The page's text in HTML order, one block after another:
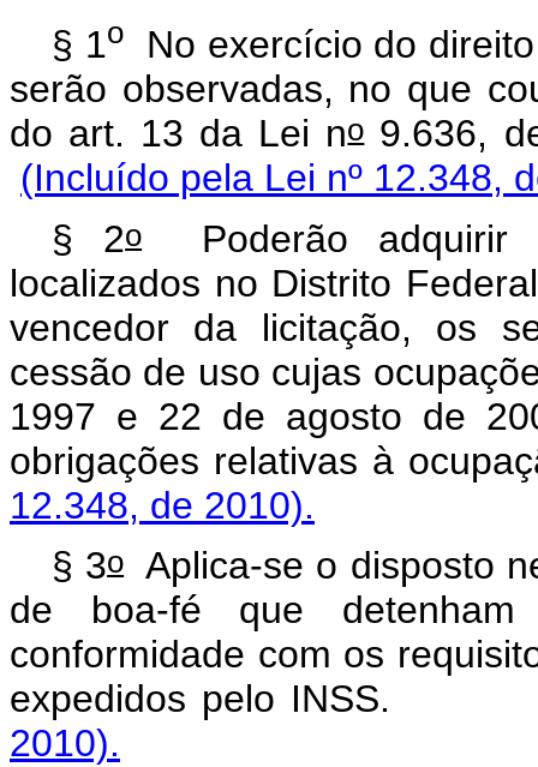
§ 1o
No exercício do
serão observadas, no que
do art. 13 da Lei no
(Incluído pela Lei nº 12.348,
§ 2oPoderão adquirir
localizados no Distrito
vencedor da licitação, os
cessão de uso cujas
1997 e 22 de agosto de
obrigações relativas
12.348, de 2010).
§ 3oAplica-se o disposto
de boa-fé que
conformidade com os
expedidos pelo
2010).